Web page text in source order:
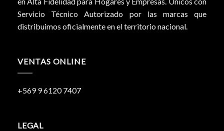
Servicio Técnico Autorizado por las marcas que
distribuimos oficialmente en el territorio nacional.
VENTAS ONLINE
+569 9 6120 7407
LEGAL